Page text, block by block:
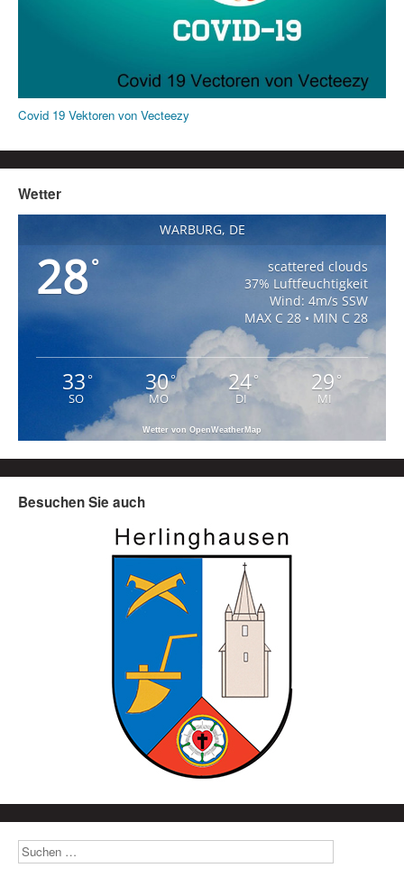
Covid 19 Vektoren von Vecteezy
Wetter
WARBURG, DE
28°
scattered clouds
37% Luftfeuchtigkeit
Wind: 4m/s SSW
MAX C 28 • MIN C 28
33°
SO
30°
MO
24°
DI
29 °
MI
Wetter von OpenWeatherMap
Besuchen Sie auch